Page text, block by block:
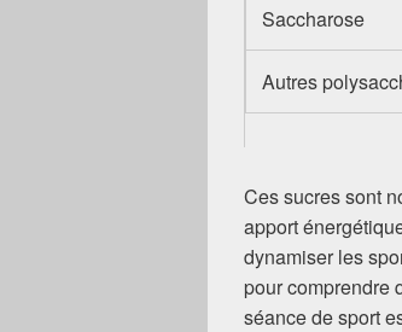
Saccharose
Autres
Ces sucres sont
apport
dynamiser les
pour comprendre
séance de sport